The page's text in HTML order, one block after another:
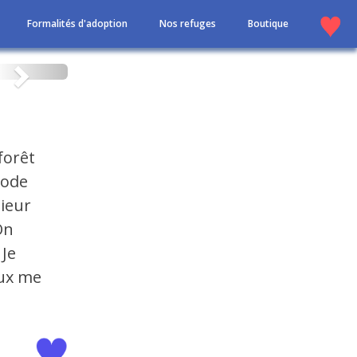
Formalités d'adoption Nos refuges Boutique
Suivant
me